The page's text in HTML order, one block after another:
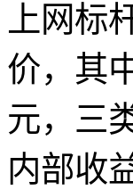
上网标
价，其
元，三
内部收